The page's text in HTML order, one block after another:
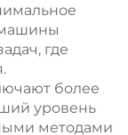
где
более
уровень
методами